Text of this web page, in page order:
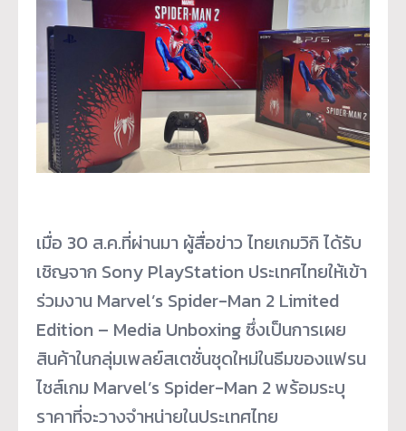
เมื่อ 30 ส.ค.ที่ผ่านมา ผู้สื่อข่าว ไทยเกมวิกิ ได้รับ
เชิญจาก Sony PlayStation ประเทศไทยให้เข้า
ร่วมงาน Marvel’s Spider-Man 2 Limited
Edition – Media Unboxing ซึ่งเป็นการเผย
สินค้าในกลุ่มเพลย์สเตชั่นชุดใหม่ในธีมของแฟรน
ไชส์เกม Marvel’s Spider-Man 2 พร้อมระบุ
ราคาที่จะวางจำหน่ายในประเทศไทย